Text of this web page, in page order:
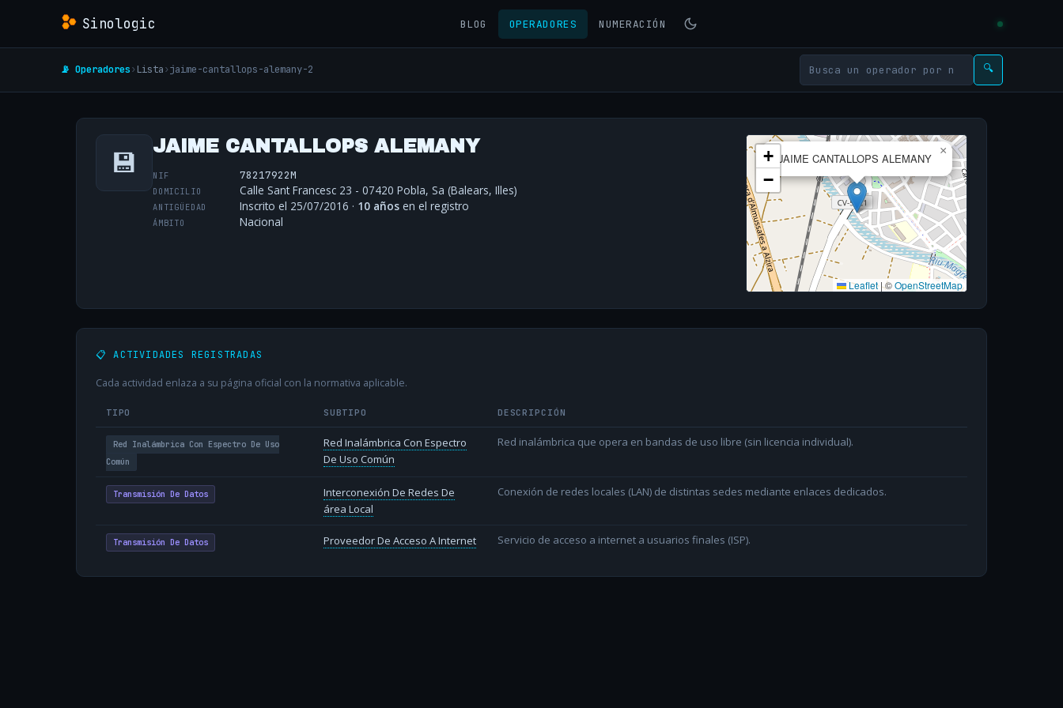
Sinologic BLOG OPERADORES NUMERACIÓN
📡 Operadores› Lista›jaime-cantallops-alemany-2 🔍
💾 JAIME CANTALLOPS ALEMANY
NIF 78217922M
DOMICILIO Calle Sant Francesc 23 - 07420 Pobla, Sa (Balears, Illes)
ANTIGÜEDAD Inscrito el 25/07/2016 · 10 años en el registro
ÁMBITO Nacional
JAIME CANTALLOPS ALEMANY
×
+
−
Leaflet |©OpenStreetMap
📋 ACTIVIDADES REGISTRADAS
Cada actividad enlaza a su página oficial con la normativa aplicable.
TIPO SUBTIPO DESCRIPCIÓN
Red Inalámbrica Con Espectro De Uso
Común
Red Inalámbrica Con Espectro
De Uso Común
Red inalámbrica que opera en bandas de uso libre (sin licencia individual).
Transmisión De Datos
Interconexión De Redes De
área Local
Conexión de redes locales (LAN) de distintas sedes mediante enlaces dedicados.
Transmisión De Datos Proveedor De Acceso A Internet Servicio de acceso a internet a usuarios finales (ISP).